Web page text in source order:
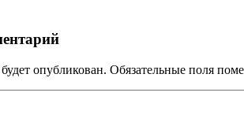
опубликован. Обязательные поля